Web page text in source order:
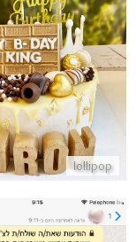
lollipop
עוגת מוס קינדר DRIP CAKE
התקשר/י